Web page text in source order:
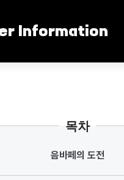
Information
목차
음바페의 도전